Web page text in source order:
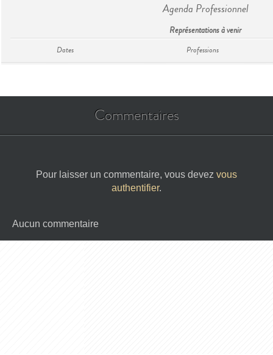
Agenda Professionnel
Représentations à venir
Dates Professions
Commentaires
Pour laisser un commentaire, vous devez vous
authentifier.
Aucun commentaire